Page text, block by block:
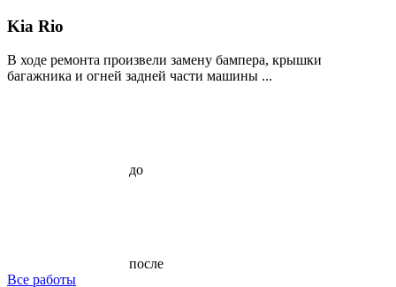
Kia Rio
В ходе ремонта произвели замену бампера, крышки
багажника и огней задней части машины ...
до
после
Все работы